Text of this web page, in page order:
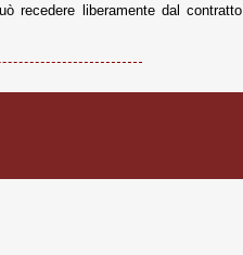
recedere liberamente dal contratto